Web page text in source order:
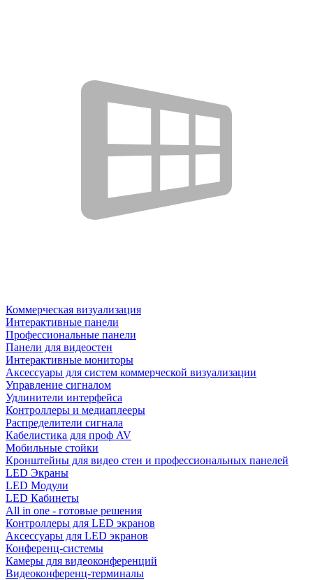
Коммерческая визуализация
Интерактивные панели
Профессиональные панели
Панели для видеостен
Интерактивные мониторы
Аксессуары для систем коммерческой визуализации
Управление сигналом
Удлинители интерфейса
Контроллеры и медиаплееры
Распределители сигнала
Кабелистика для проф AV
Мобильные стойки
Кронштейны для видео стен и профессиональных панелей
LED Экраны
LED Модули
LED Кабинеты
All in one - готовые решения
Контроллеры для LED экранов
Аксессуары для LED экранов
Конференц-системы
Камеры для видеоконференций
Видеоконференц-терминалы